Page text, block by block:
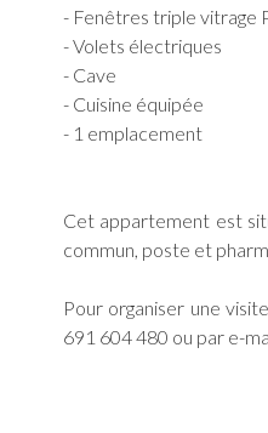
- Fenêtres triple vitrage
- Volets électriques
- Cave
- Cuisine équipée
- 1 emplacement
Cet appartement est
commun, poste et
Pour organiser une
691 604 480 ou par e-